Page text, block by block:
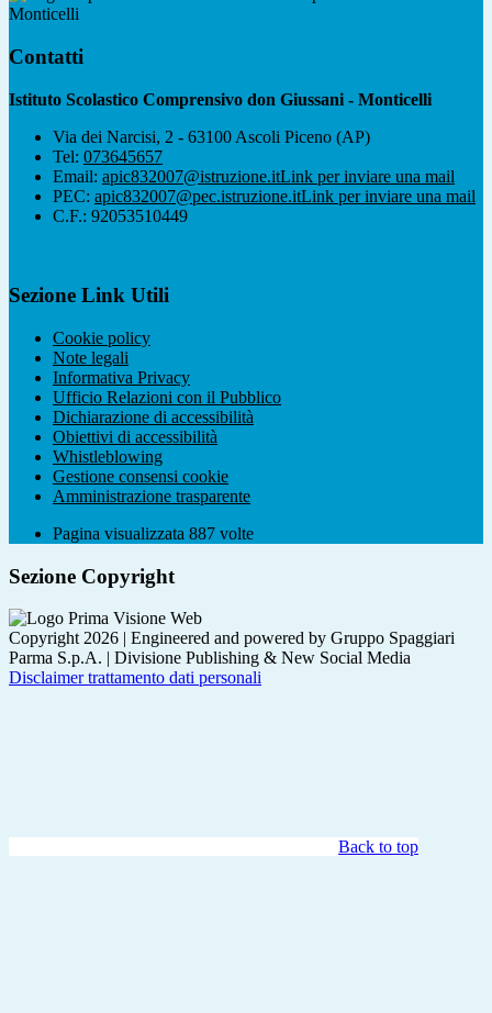
Monticelli
Contatti
Istituto Scolastico Comprensivo don Giussani - Monticelli
Via dei Narcisi, 2 - 63100 Ascoli Piceno (AP)
Tel: 073645657
Email: apic832007@istruzione.itLink per inviare una mail
PEC: apic832007@pec.istruzione.itLink per inviare una mail
C.F.: 92053510449
Sezione Link Utili
Cookie policy
Note legali
Informativa Privacy
Ufficio Relazioni con il Pubblico
Dichiarazione di accessibilità
Obiettivi di accessibilità
Whistleblowing
Gestione consensi cookie
Amministrazione trasparente
Pagina visualizzata 887 volte
Sezione Copyright
Copyright 2026 | Engineered and powered by Gruppo Spaggiari
Parma S.p.A. | Divisione Publishing & New Social Media
Disclaimer trattamento dati personali
Back to top